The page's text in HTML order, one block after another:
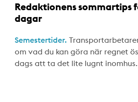
Redaktionens sommartips
dagar
Semestertider.
om vad du kan göra när regnet
dags att ta det lite lugnt inomhus.